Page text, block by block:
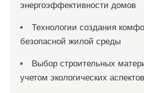
энергоэффективности домов
Технологии создания
безопасной жилой среды
Выбор строительных
учетом экологических аспектов